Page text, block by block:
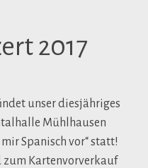
2017
unser diesjähriges
Mühlhausen
Spanisch vor“ statt!
zum Kartenvorverkauf